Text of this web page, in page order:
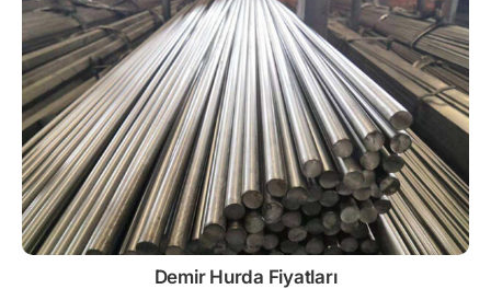
Demir Hurda Fiyatları